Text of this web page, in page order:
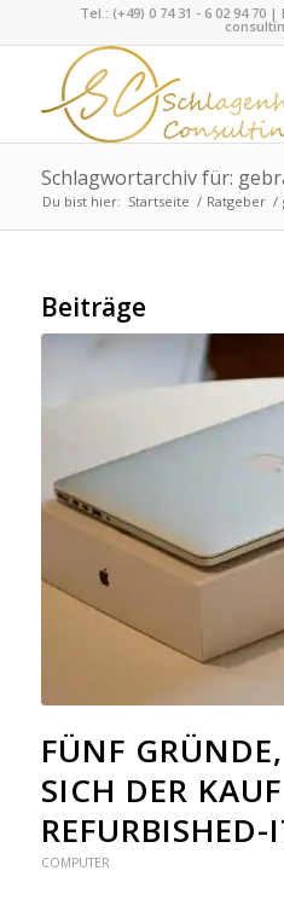
Tel.: (+49) 0 74 31 - 6 02 94 70
Schlagwortarchiv für:
Du bist hier: Startseite / Ratgeber /
Beiträge
FÜNF
SICH DER
COMPUTER